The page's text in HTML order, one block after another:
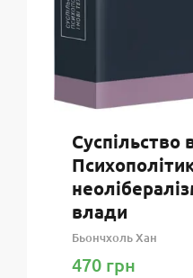
Суспільство
влади
Бьончхоль Хан
470 грн